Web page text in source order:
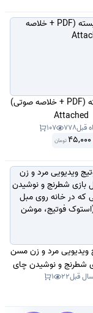
کتاب دلبسته (PDF + خلاصه صوتی)
Attached
778
107
45,000 تومان
ویدیویی مرد و زن مسن
شطرنج و نوشیدن چای
در خانه روی مبل نشسته
موشن گرافیک)
22
1